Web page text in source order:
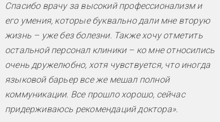
Спасибо врачу за высокий профессионализм и
его умения, которые буквально дали мне вторую
жизнь – уже без болезни. Также хочу отметить
остальной персонал клиники – ко мне относились
очень дружелюбно, хотя чувствуется, что иногда
языковой барьер все же мешал полной
коммуникации. Все прошло хорошо, сейчас
придерживаюсь рекомендаций доктора».